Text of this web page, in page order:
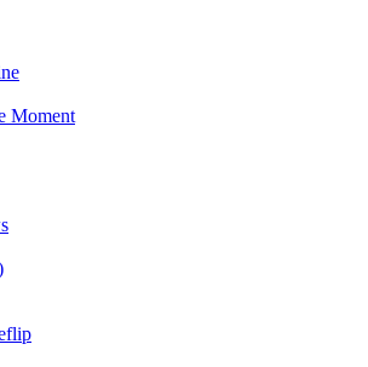
Moment